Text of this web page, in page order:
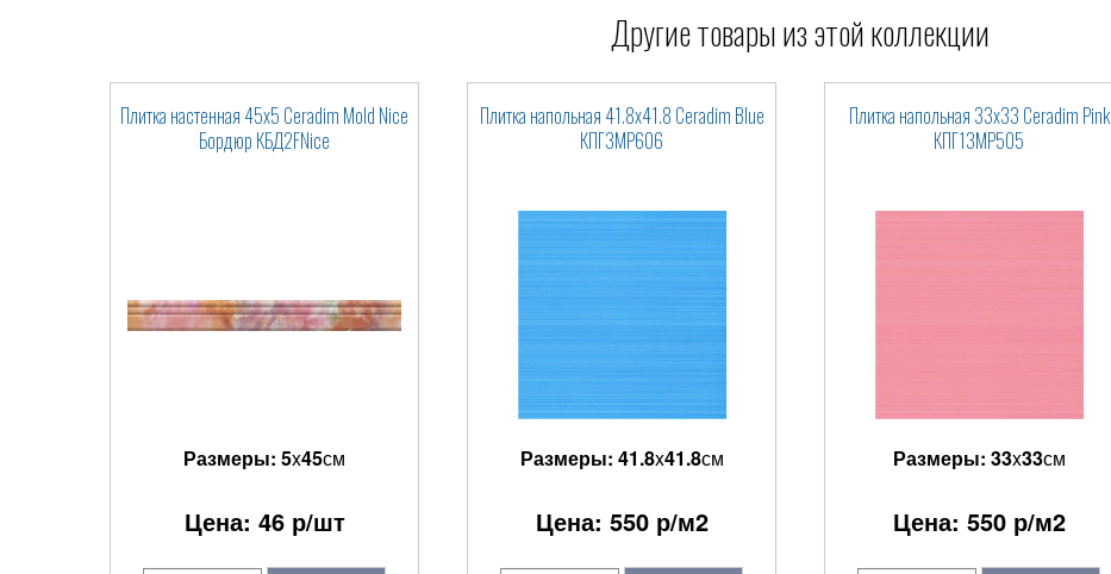
Другие товары из этой коллекции
Плитка настенная 45x5 Ceradim Mold Nice
Бордюр КБД2FNice
Размеры: 5x45см
Цена: 46р/шт
Плитка напольная 41.8x41.8 Ceradim Blue
КПГ3МР606
Размеры: 41.8x41.8см
Цена: 550р/м2
Плитка напольная 33x33 Ceradim Pink
КПГ13МР505
Размеры: 33x33см
Цена: 550р/м2